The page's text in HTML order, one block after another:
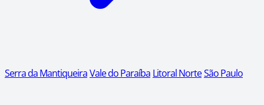
Serra da MantiqueiraVale do Paraíba Litoral NorteSão Paulo